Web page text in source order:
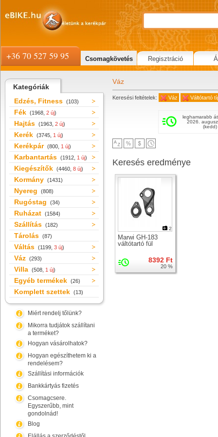
Kategóriák
Edzés, Fitness (103)
Fék (1968, 2 új)
Hajtás (1963, 2 új)
Kerék (3745, 1 új)
Kerékpár (800, 1 új)
Karbantartás (1912, 1 új)
Kiegészítők (4460, 8 új)
Kormány (1431)
Nyereg (808)
Rugóstag (34)
Ruházat (1584)
Szállítás (182)
Tárolás (87)
Váltás (1199, 3 új)
Váz (293)
Villa (508, 1 új)
Egyéb termékek (26)
Komplett szettek (13)
Miért rendelj tőlünk?
Mikorra tudjátok szállítani
a terméket?
Hogyan vásárolhatok?
Hogyan egészíthetem ki a
rendelésem?
Szállítási információk
Bankkártyás fizetés
Csomagcsere.
Egyszerűbb, mint
gondolnád!
Blog
Váz
Keresési feltételek: Váz Váltótartó
leghamarabb
2026.
(kedd)
Keresés eredménye
2
Marwi GH-183
váltótartó fül
8392 Ft
20 %
+36 70 527 59 95 Csomagkövetés Regisztráció